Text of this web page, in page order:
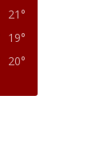
21°
19°
20°